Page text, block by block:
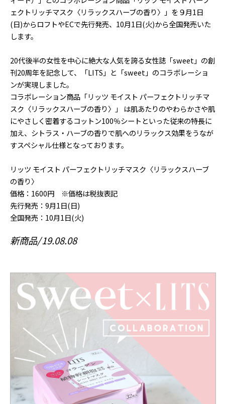
ェクトリッチマスク〈リラックスハーブの香り〉」を９月1日
(日)からロフトやECで先行発売、10月1日(火)から全国発売いた
します。
20代後半の女性を中心に絶大な人気を誇る女性誌「sweet」の創
刊20周年を記念して、「LITS」と「sweet」のコラボレーショ
ンが実現しました。
コラボレーション商品「リッツ モイスト パーフェクトリッチマ
スク〈リラックスハーブの香り〉」 は肌あたりのやわらかさや肌
にやさしく密着するコットン100％シートといった従来の特長に
加え、シトラス・ハーブの香りで肌へのリラックス効果をうなが
すスペシャル仕様となっております。
リッツ モイスト パーフェクトリッチマスク〈リラックスハーブ
の香り〉
価格：1600円 ※価格は税抜表記
先行発売：9月1日(日)
全国発売：10月1日(火)
新商品 19.08.08